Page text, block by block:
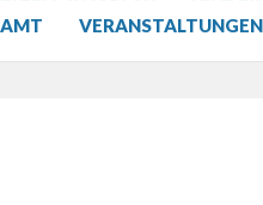
VERANSTALTUNGEN